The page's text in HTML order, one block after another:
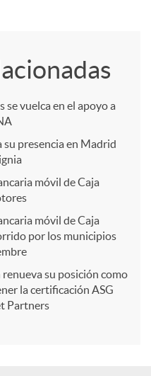
se vuelca en el apoyo a
presencia en Madrid
móvil de Caja
móvil de Caja
por los municipios
su posición como
la certificación ASG
Partners